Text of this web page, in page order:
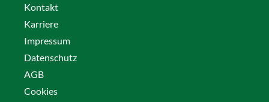
Kontakt
Karriere
Impressum
Datenschutz
AGB
Cookies